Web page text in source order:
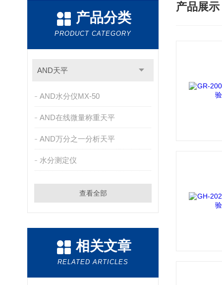
产品分类
PRODUCT CATEGORY
AND天平
AND水分仪MX-50
AND在线微量称重天平
AND万分之一分析天平
水分测定仪
查看全部
相关文章
RELATED ARTICLES
产品展示